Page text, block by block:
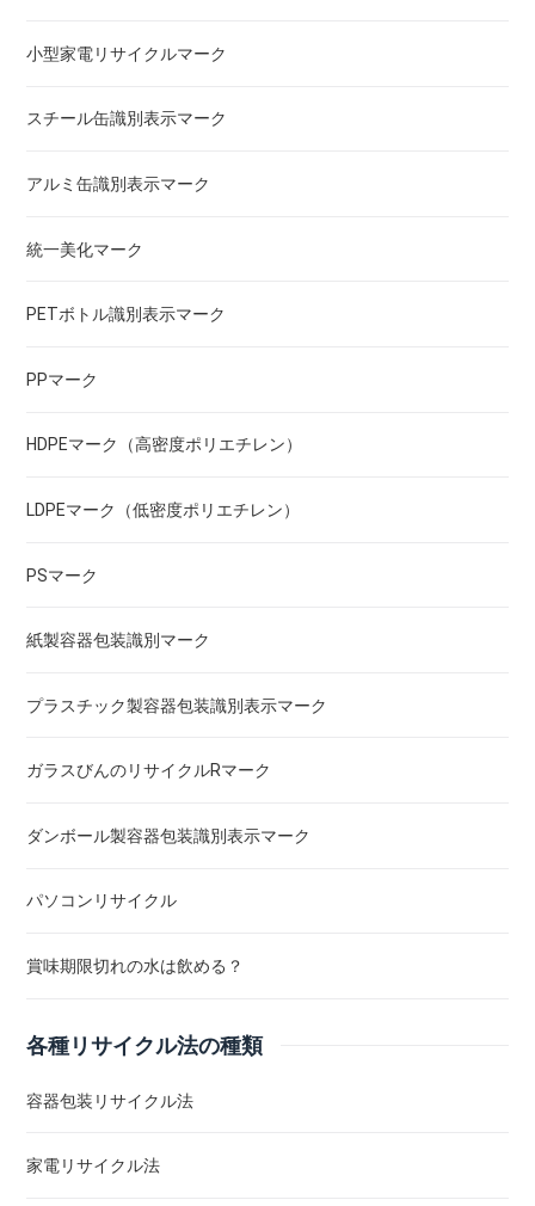
小型家電リサイクルマーク
スチール缶識別表示マーク
アルミ缶識別表示マーク
統一美化マーク
PETボトル識別表示マーク
PPマーク
HDPEマーク（高密度ポリエチレン）
LDPEマーク（低密度ポリエチレン）
PSマーク
紙製容器包装識別マーク
プラスチック製容器包装識別表示マーク
ガラスびんのリサイクルRマーク
ダンボール製容器包装識別表示マーク
パソコンリサイクル
賞味期限切れの水は飲める？
各種リサイクル法の種類
容器包装リサイクル法
家電リサイクル法